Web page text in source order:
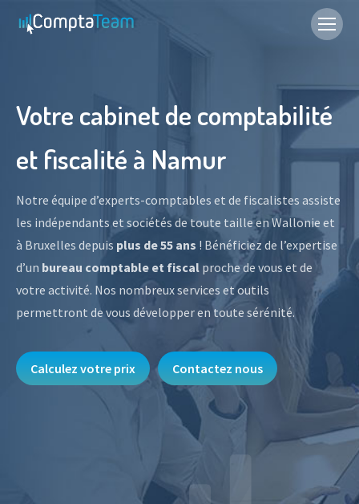
Votre cabinet de comptabilité
et fiscalité à Namur
Notre équipe d’experts-comptables et de fiscalistes assiste
les indépendants et sociétés de toute taille en Wallonie et
à Bruxelles depuis plus de 55 ans ! Bénéficiez de l’expertise
d’un bureau comptable et fiscal proche de vous et de
votre activité. Nos nombreux services et outils
permettront de vous développer en toute sérénité.
Calculez votre prix Contactez nous